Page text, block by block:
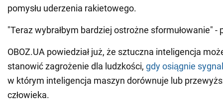
pomysłu uderzenia rakietowego.
"Teraz wybrałbym bardziej ostrożne sformułowanie" -
OBOZ.UA powiedział już, że sztuczna inteligencja
stanowić zagrożenie dla ludzkości, gdy osiągnie
w którym inteligencja maszyn dorównuje lub
człowieka.